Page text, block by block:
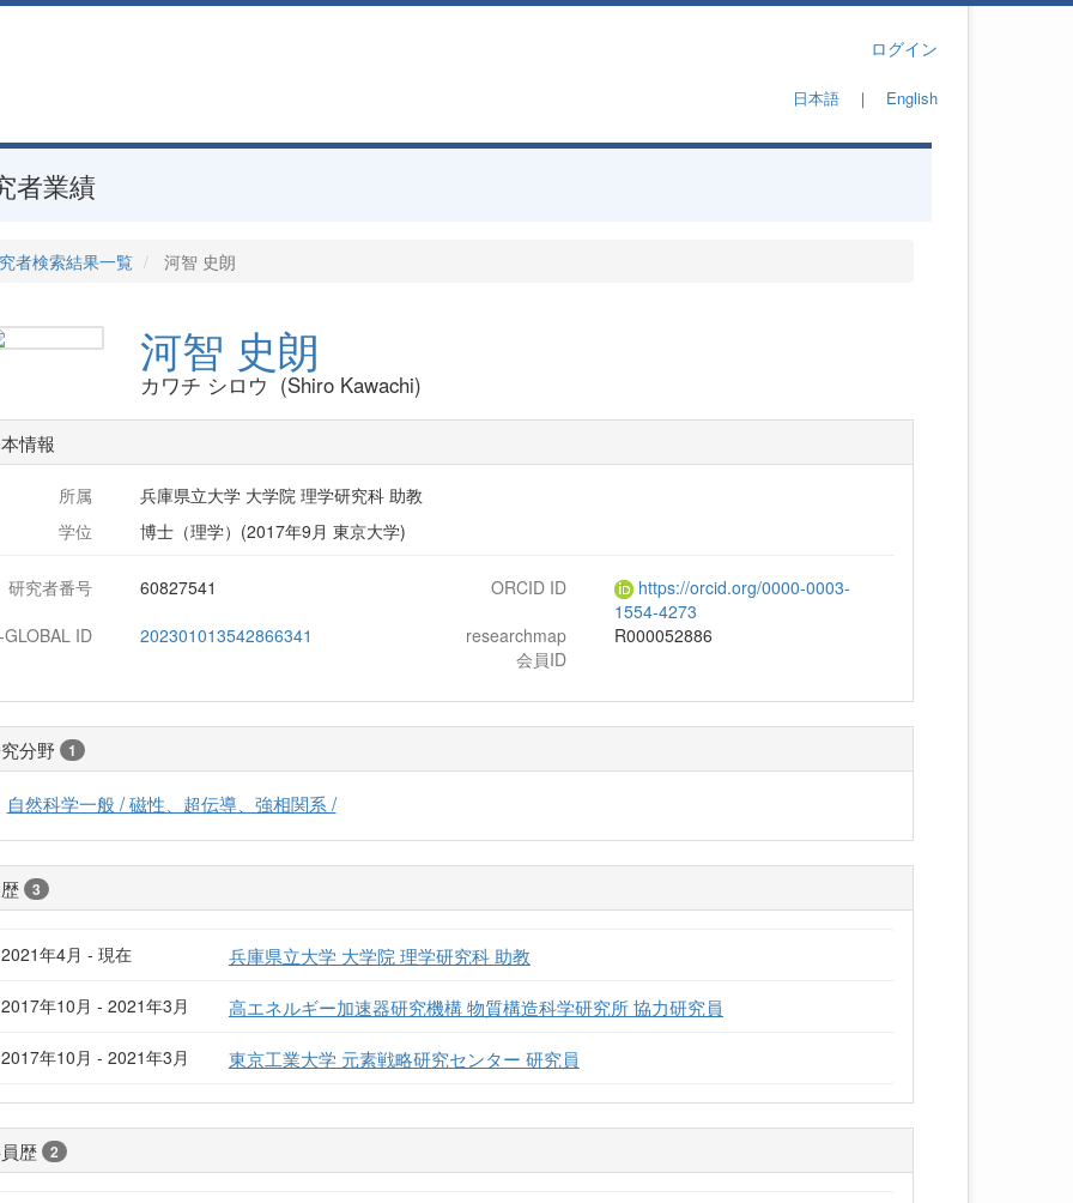
ログイン
日本語｜ English
者業績
者検索結果一覧 河智 史朗
河智 史朗
カワチ シロウ (Shiro Kawachi)
情報
所属
兵庫県立大学 大学院 理学研究科 助教
学位
博士（理学）(2017年9月 東京大学)
研究者番号 60827541 ORCID ID
https://orcid.org/0000-0003-
1554-4273
GLOBAL ID
202301013542866341
researchmap
会員ID
R000052886
分野 1
自然科学一般 / 磁性、超伝導、強相関系 /
3
2021年4月 - 現在 兵庫県立大学 大学院 理学研究科 助教
2017年10月 - 2021年3月 高エネルギー加速器研究機構 物質構造科学研究所 協力研究員
2017年10月 - 2021年3月 東京工業大学 元素戦略研究センター 研究員
歴 2